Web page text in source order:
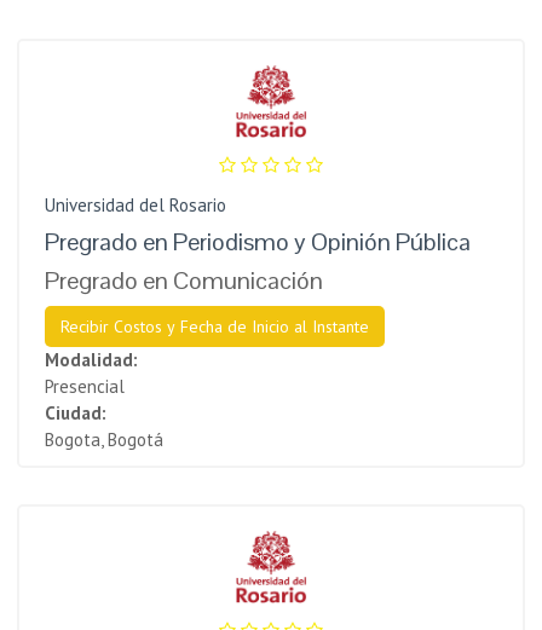
Universidad del Rosario
Pregrado en Periodismo y Opinión Pública
Pregrado en Comunicación
Recibir Costos y Fecha de Inicio al Instante
Modalidad:
Presencial
Ciudad:
Bogota, Bogotá